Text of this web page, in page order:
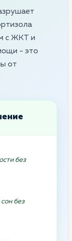
с ЖКТ и
- это
от
без
без